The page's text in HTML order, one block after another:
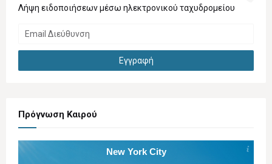
Λήψη ειδοποιήσεων μέσω ηλεκτρονικού ταχυδρομείου
Πρόγνωση Καιρού
New York City